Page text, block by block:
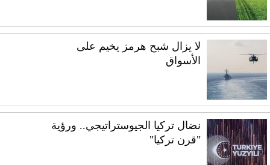
لا يزال شبح هرمز يخيم على
الأسواق
نضال تركيا الجيوستراتيجي.. ورؤية
"قرن تركيا"